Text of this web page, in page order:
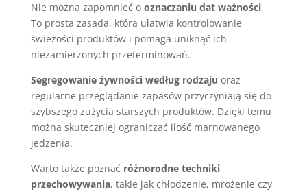
Nie można zapomnieć o oznaczaniu dat ważności.
To prosta zasada, która ułatwia kontrolowanie
świeżości produktów i pomaga uniknąć ich
niezamierzonych przeterminowań.
Segregowanie żywności według rodzaju oraz
regularne przeglądanie zapasów przyczyniają się do
szybszego zużycia starszych produktów. Dzięki temu
można skuteczniej ograniczać ilość marnowanego
jedzenia.
Warto także poznać różnorodne techniki
przechowywania, takie jak chłodzenie, mrożenie czy